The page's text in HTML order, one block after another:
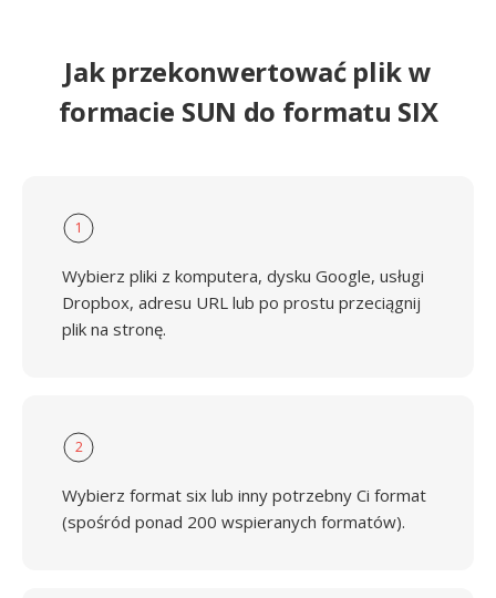
Jak przekonwertować plik w
formacie SUN do formatu SIX
1
Wybierz pliki z komputera, dysku Google, usługi
Dropbox, adresu URL lub po prostu przeciągnij
plik na stronę.
2
Wybierz format six lub inny potrzebny Ci format
(spośród ponad 200 wspieranych formatów).